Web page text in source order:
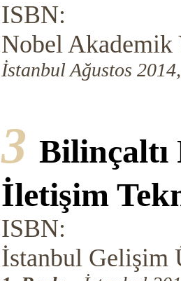
ISBN:
Nobel Akademik
İstanbul Ağustos
3 Bilinçaltı
İletişim
ISBN:
İstanbul Gelişim